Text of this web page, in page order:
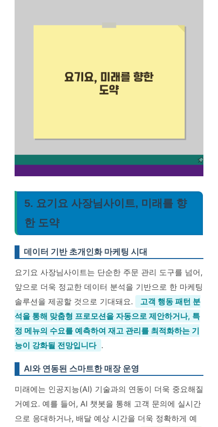
5. 요기요 사장님사이트, 미래를 향
한 도약
데이터 기반 초개인화 마케팅 시대
요기요 사장님사이트는 단순한 주문 관리 도구를 넘어,
앞으로 더욱 정교한 데이터 분석을 기반으로 한 마케팅
솔루션을 제공할 것으로 기대돼요.
고객 행동 패턴 분
석을 통해 맞춤형 프로모션을 자동으로 제안하거나, 특
정 메뉴의 수요를 예측하여 재고 관리를 최적화하는 기
능이 강화될 전망입니다 .
AI와 연동된 스마트한 매장 운영
미래에는 인공지능(AI) 기술과의 연동이 더욱 중요해질
거예요. 예를 들어, AI 챗봇을 통해 고객 문의에 실시간
으로 응대하거나, 배달 예상 시간을 더욱 정확하게 예